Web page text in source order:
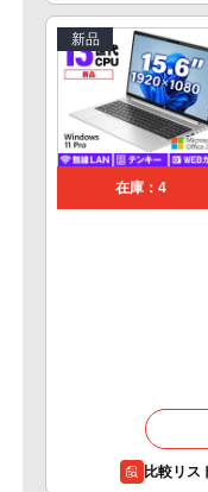
新品
在庫：4
比較リス